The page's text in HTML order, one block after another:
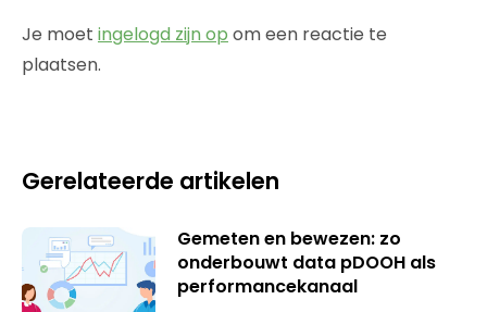
Je moet ingelogd zijn op om een reactie te
plaatsen.
Gerelateerde artikelen
Gemeten en bewezen: zo
onderbouwt data pDOOH als
performancekanaal